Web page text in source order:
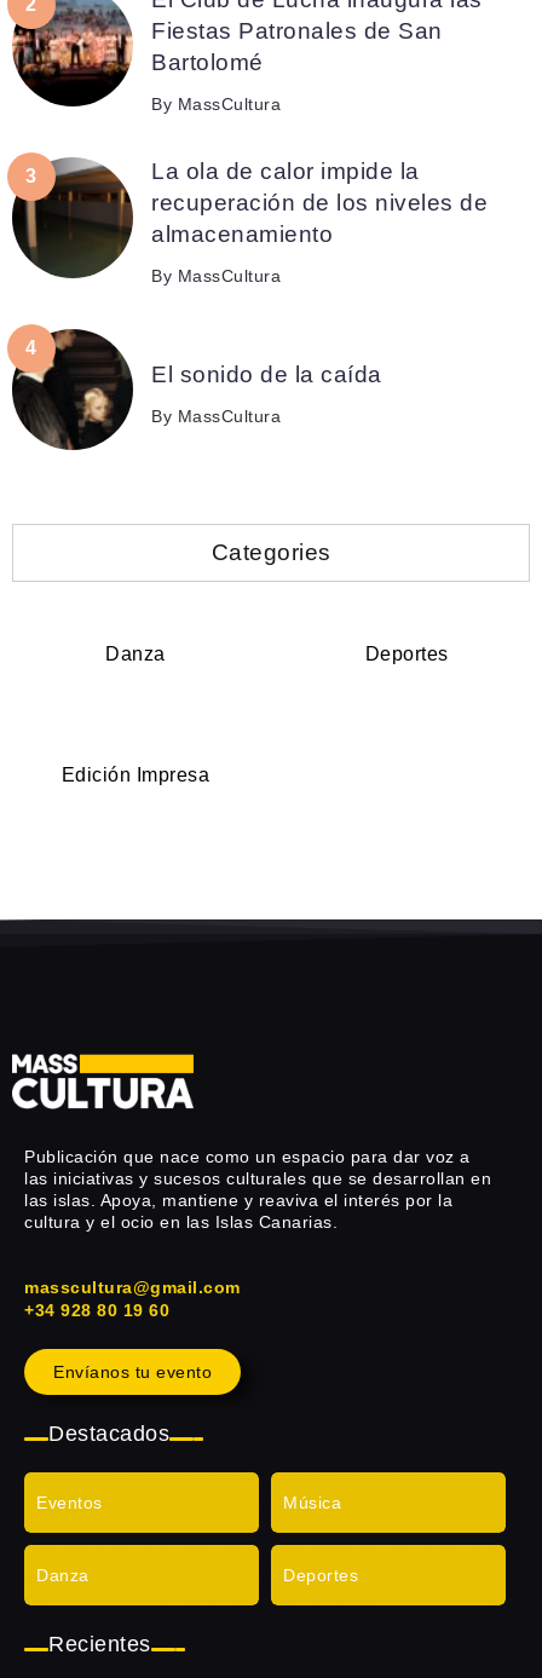
Fiestas Patronales de San
Bartolomé
By MassCultura
La ola de calor impide la
recuperación de los niveles de
almacenamiento
By MassCultura
El sonido de la caída
By MassCultura
Categories
Danza Deportes
Edición Impresa
Publicación que nace como un espacio para dar voz a
las iniciativas y sucesos culturales que se desarrollan en
las islas. Apoya, mantiene y reaviva el interés por la
cultura y el ocio en las Islas Canarias.
masscultura@gmail.com
+34 928 80 19 60
Envíanos tu evento
Destacados
Eventos Música
Danza Deportes
Recientes